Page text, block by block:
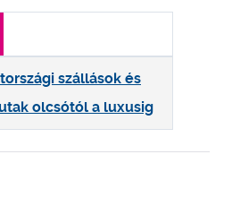
szállások és
olcsótól a luxusig